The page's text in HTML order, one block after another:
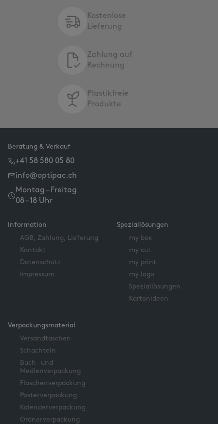
Kostenlose
Lieferung
Zahlung auf
Rechnung
Plastikfreie
Produkte
Beratung & Verkauf
+41 58 580 05 80
info@optipac.ch
Montag – Freitag
08 – 18 Uhr
Information
AGB, Zahlung, Lieferung
Kontakt
Datenschutz
Impressum
Speziallösungen
my box
my cut
my print
my logo
Speziallösungen
Kartonideen
Verpackungsmaterial
Versandtaschen
Schachteln
Buch- und
Medienverpackung
Flaschenverpackung
Posterverpackung
Kalenderverpackung
Ordnerverpackung